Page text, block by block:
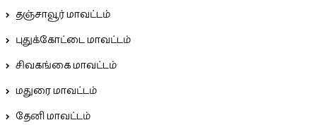
தஞ்சாவூர் மாவட்டம்
புதுக்கோட்டை மாவட்டம்
சிவகங்கை மாவட்டம்
மதுரை மாவட்டம்
தேனி மாவட்டம்